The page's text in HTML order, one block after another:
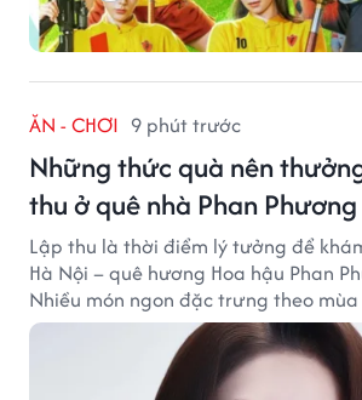
ĂN - CHƠI 9 phút trước
Những thức quà nên
thu ở quê nhà Phan
Lập thu là thời điểm lý tưởng để
Hà Nội – quê hương Hoa hậu Phan
Nhiều món ngon đặc trưng theo
hấp dẫn, níu chân thực khách gần xa.